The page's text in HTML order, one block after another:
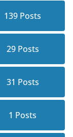
139 Posts
29Posts
31 Posts
1 Posts